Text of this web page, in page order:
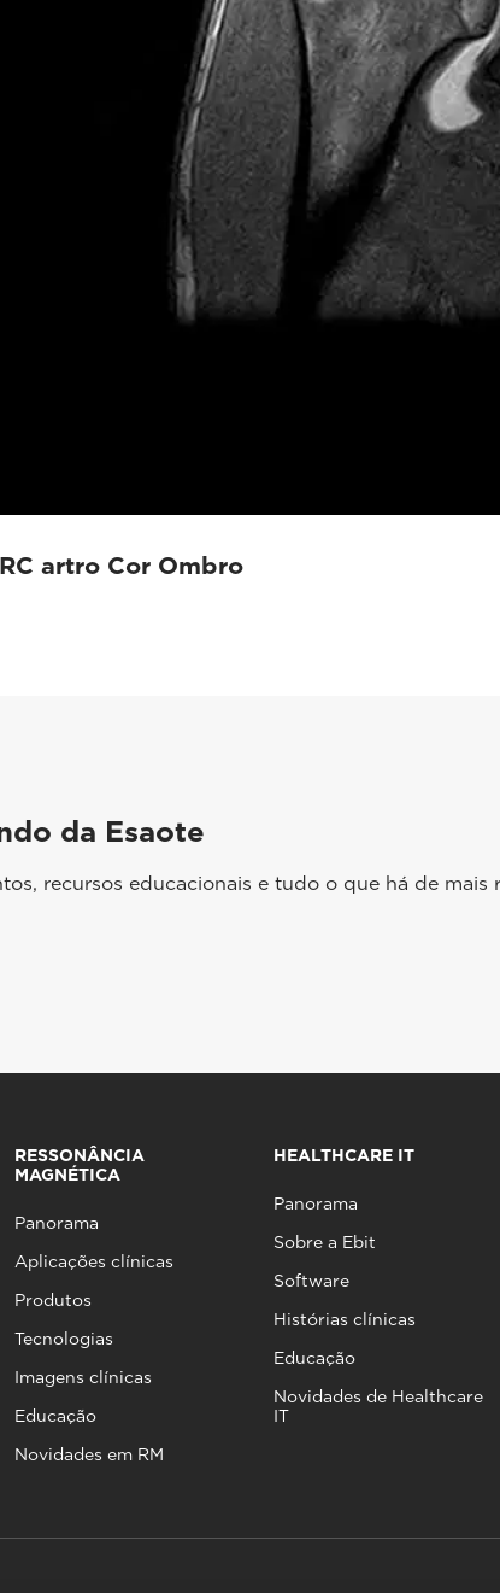
artro Cor Ombro
da Esaote
recursos educacionais e tudo o que há de mais
RESSONÂNCIA
MAGNÉTICA
Panorama
Aplicações clínicas
Produtos
Tecnologias
Imagens clínicas
Educação
Novidades em RM
HEALTHCARE IT
Panorama
Sobre a Ebit
Software
Histórias clínicas
Educação
Novidades de Healthcare
IT